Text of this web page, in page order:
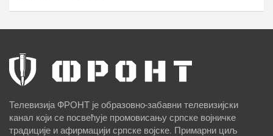
Телевизија ФРОНТ је образовно-забавни телевизијски
канал који се посвећује промовисању српске војничке
традиције и афирмацији српске војске. Примарни циљ